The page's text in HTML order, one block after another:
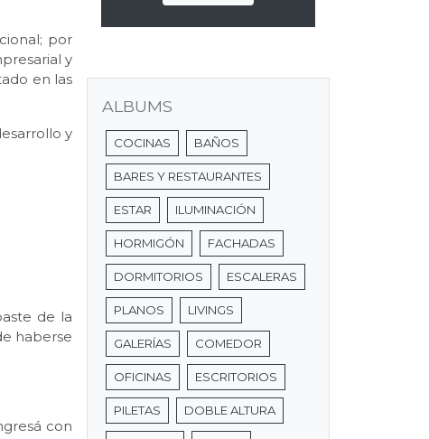
por
y
en las
y
de la
haberse
con
ALBUMS
COCINAS BAÑOS
BARES Y RESTAURANTES
ESTAR ILUMINACIÓN
HORMIGÓN FACHADAS
DORMITORIOS ESCALERAS
PLANOS LIVINGS
GALERÍAS COMEDOR
OFICINAS ESCRITORIOS
PILETAS DOBLE ALTURA